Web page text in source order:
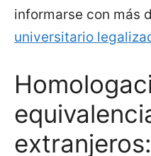
informarse con más
universitario